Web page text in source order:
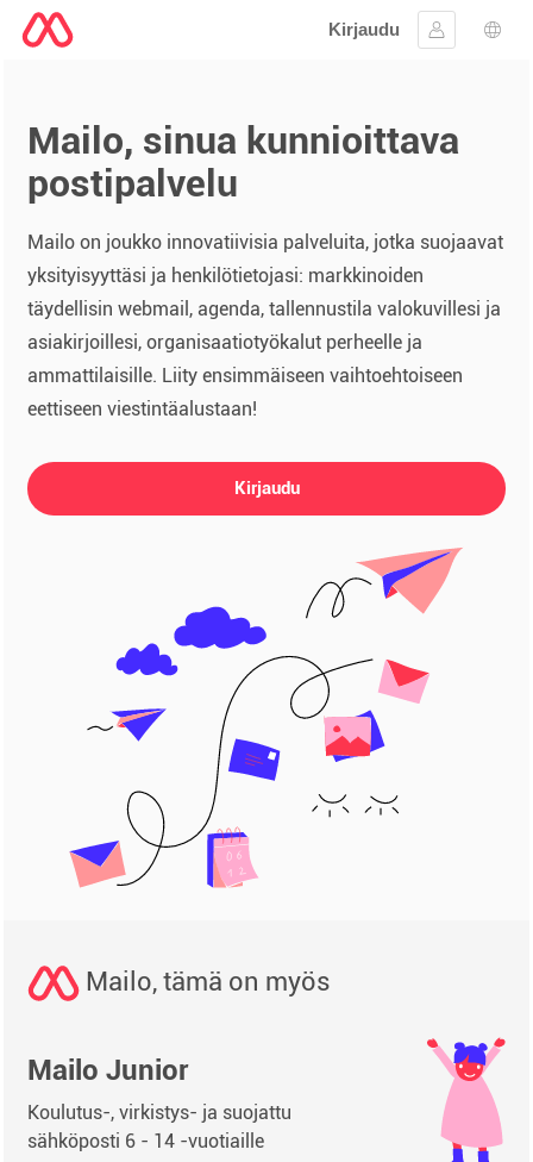
Kirjaudu
Kirjaudu
Mailo, sinua kunnioittava
postipalvelu
Mailo on joukko innovatiivisia palveluita, jotka suojaavat
yksityisyyttäsi ja henkilötietojasi: markkinoiden
täydellisin webmail, agenda, tallennustila valokuvillesi ja
asiakirjoillesi, organisaatiotyökalut perheelle ja
ammattilaisille. Liity ensimmäiseen vaihtoehtoiseen
eettiseen viestintäalustaan!
Kirjaudu
Mailo, tämä on myös
Mailo Junior
Koulutus-, virkistys- ja suojattu
sähköposti 6 - 14 -vuotiaille